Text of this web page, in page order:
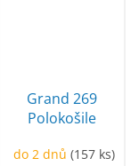
Grand 269
Polokošile
do 2 dnů(157 ks)